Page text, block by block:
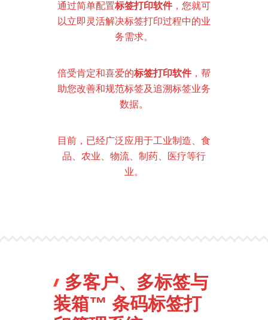
通过简单配置标签打印软件，您就可
以立即灵活解决标签打印过程中的业
务需求。
倍受肯定和喜爱的标签打印软件，帮
助您改善和规范标签及追溯标签业务
数据。
目前，已经广泛应用于工业制造、食
品、农业、物流、制药、医疗等行
业。
多客户、多标签与
装箱™ 条码标签打